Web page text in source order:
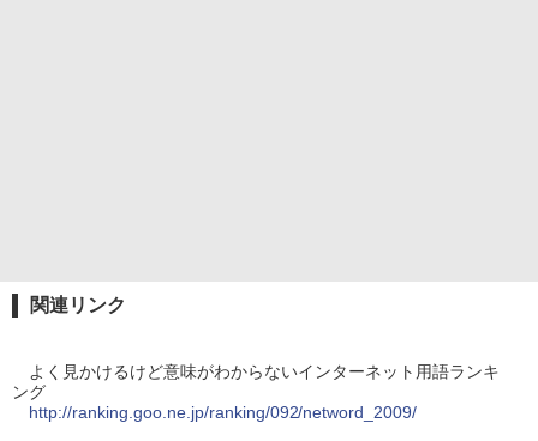
関連リンク
よく見かけるけど意味がわからないインターネット用語ランキ
ング
http://ranking.goo.ne.jp/ranking/092/netword_2009/